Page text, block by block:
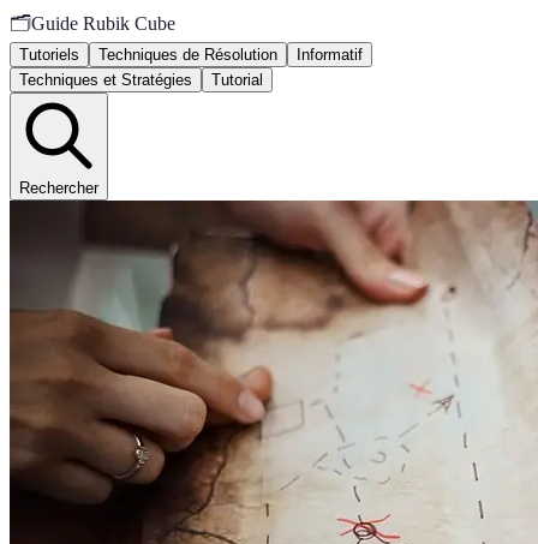
🗂️Guide Rubik Cube
Tutoriels Techniques de Résolution
Informatif
Techniques et Stratégies
Tutorial
Rechercher